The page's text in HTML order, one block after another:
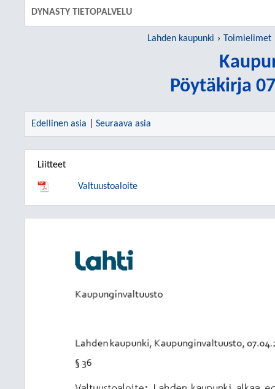
DYNASTY TIETOPALVELU
Lahden kaupunki Toimielimet
Pöytäkirja
Edellinen asia Seuraava asia
Liitteet
Valtuustoaloite